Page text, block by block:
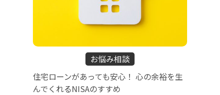
お悩み相談
住宅ローンがあっても安心！ 心の余裕を生
んでくれるNISAのすすめ